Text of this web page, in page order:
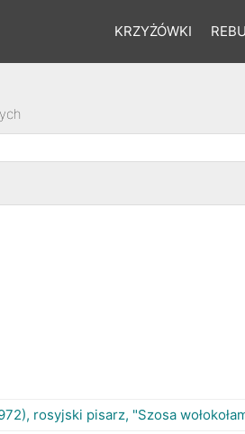
KRZYŻÓWKI
rosyjski pisarz, "Szosa